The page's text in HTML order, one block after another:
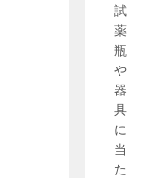
試
薬
瓶
や
器
具
に
当
た